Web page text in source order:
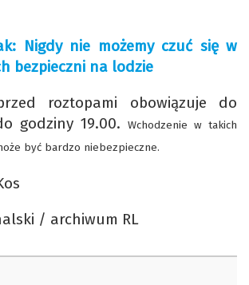
Nigdy nie możemy czuć się w
bezpieczni na lodzie
roztopami obowiązuje do
godziny 19.00.
Wchodzenie w takich
być bardzo niebezpieczne.
/ archiwum RL